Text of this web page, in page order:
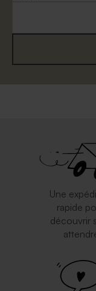
Une
rapide
découvrir